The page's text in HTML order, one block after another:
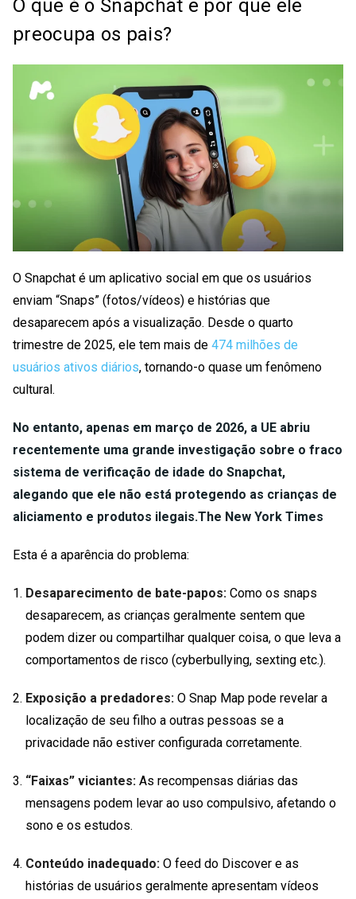
O que é o Snapchat e por que ele
preocupa os pais?
O Snapchat é um aplicativo social em que os usuários
enviam “Snaps” (fotos/vídeos) e histórias que
desaparecem após a visualização. Desde o quarto
trimestre de 2025, ele tem mais de 474 milhões de
usuários ativos diários, tornando-o quase um fenômeno
cultural.
No entanto, apenas em março de 2026, a UE abriu
recentemente uma grande investigação sobre o fraco
sistema de verificação de idade do Snapchat,
alegando que ele não está protegendo as crianças de
aliciamento e produtos ilegais.The New York Times
Esta é a aparência do problema:
Desaparecimento de bate-papos: Como os snaps
desaparecem, as crianças geralmente sentem que
podem dizer ou compartilhar qualquer coisa, o que leva a
comportamentos de risco (cyberbullying, sexting etc.).
Exposição a predadores: O Snap Map pode revelar a
localização de seu filho a outras pessoas se a
privacidade não estiver configurada corretamente.
“Faixas” viciantes: As recompensas diárias das
mensagens podem levar ao uso compulsivo, afetando o
sono e os estudos.
Conteúdo inadequado: O feed do Discover e as
histórias de usuários geralmente apresentam vídeos